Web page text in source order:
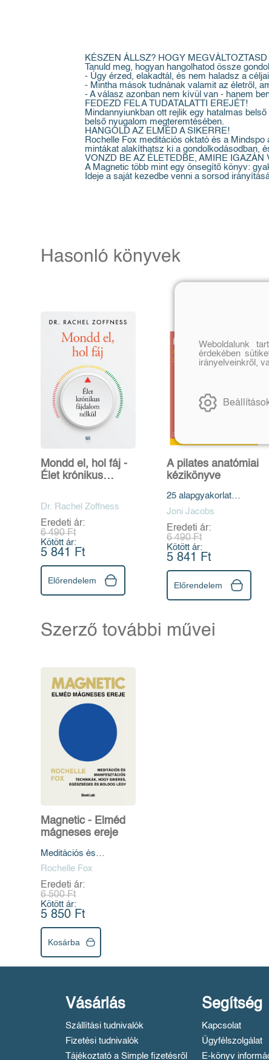
KÉSZEN ÁLLSZ? HOGY
Tanuld meg, hogyan hangolhatod össze
- Úgy érzed, elakadtál, és nem haladsz a
- Mintha mások tudnának valamit az életről,
- A válasz azonban nem kívül van - hanem
FEDEZD FEL A TUDATALATTI EREJÉT!
Mindannyiunkban ott rejlik egy hatalmas
belső nyugalom megteremtésében.
HANGOLD AZ ELMÉD A SIKERRE!
Rochelle Fox meditációs oktató és a
mintákat alakíthatsz ki a gondolkodásodban,
VONZD BE AZ ÉLETEDBE, AMIRE IGAZÁN
A Magnetic több mint egy önsegítő könyv:
Ideje a saját kezedbe venni a sorsod
Hasonló könyvek
Mondd el, hol fáj -
Élet krónikus
Dr. Rachel Zoffness
Eredeti ár:
6 490 Ft
Kötött ár:
5 841 Ft
Előrendelem
A pilates anatómiai
kézikönyve
25 alapgyakorlat
elemzése,
illusztrációja
Joni Jacobs
Eredeti ár:
6 490 Ft
Kötött ár:
5 841 Ft
Előrendelem
Szerző további művei
Magnetic - Elméd
mágneses ereje
Meditációs és
manifesztációs
sikeres, egészséges és
boldog légy
Rochelle Fox
Eredeti ár:
6 500 Ft
Kötött ár:
5 850 Ft
Kosárba
Vásárlás
Szállítási tudnivalók
Fizetési tudnivalók
Tájékoztató a Simple fizetésről
Segítség
Kapcsolat
Ügyfélszolgálat
E-könyv
Weboldalunk
érdekében
irányelveinkről,